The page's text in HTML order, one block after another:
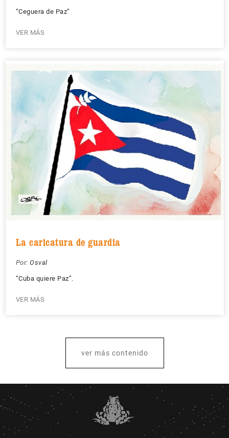
“Ceguera de Paz”
VER MÁS
La caricatura de guardia
Por: Osval
“Cuba quiere Paz”.
VER MÁS
ver más contenido